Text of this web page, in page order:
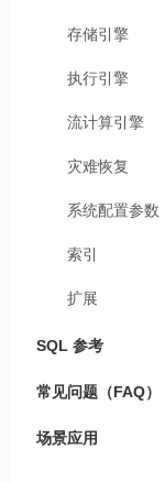
存储引擎
执行引擎
流计算引擎
灾难恢复
系统配置参数
索引
扩展
SQL 参考
常见问题（FAQ）
场景应用